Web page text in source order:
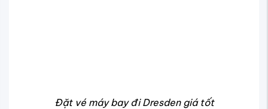
Đặt vé máy bay đi Dresden giá tốt